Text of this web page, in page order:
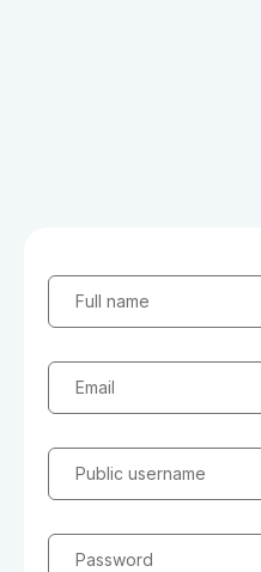
Full name
Email
Public username
Password